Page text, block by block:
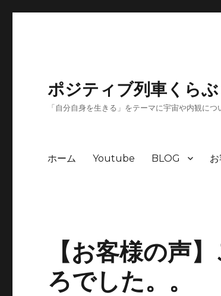
ポジティブ列車くらぶ
「自分自身を生きる」をテーマに宇宙や内観につ
ホーム Youtube BLOG
【お客様の声
ろでした。。